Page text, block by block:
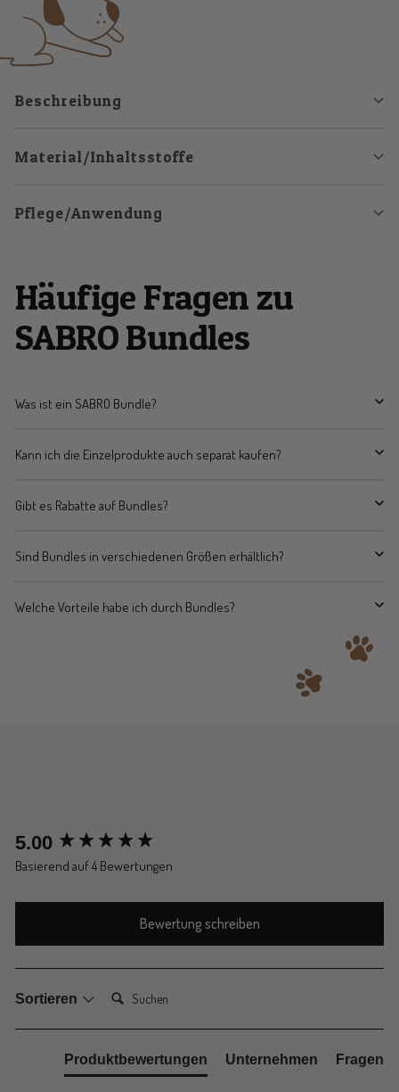
Beschreibung
Material/Inhaltsstoffe
Pflege/Anwendung
Häufige Fragen zu
SABRO Bundles
Was ist ein SABRO Bundle?
Kann ich die Einzelprodukte auch separat kaufen?
Gibt es Rabatte auf Bundles?
Sind Bundles in verschiedenen Größen erhältlich?
Welche Vorteile habe ich durch Bundles?
5.00
Basierend auf 4 Bewertungen
Bewertung schreiben
Sortieren Suchen:
Produktbewertungen Unternehmen Fragen
New content loaded